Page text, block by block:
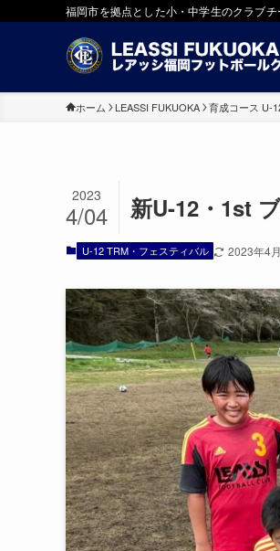
福岡市を拠点とした小・中学生のクラブ
ホーム LEASSI FUKUOKA 育成コース U-
新U-12・1st
2023
4/04
U-12 TRM・フェスティバル 2023年4